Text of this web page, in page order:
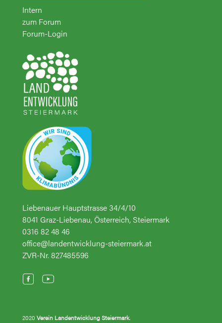
Intern
zum Forum
Forum-Login
Liebenauer Hauptstrasse 34/4/10
8041 Graz-Liebenau, Österreich, Steiermark
0316 82 48 46
office@landentwicklung-steiermark.at
ZVR-Nr. 827485596
2020Verein Landentwicklung Steiermark.